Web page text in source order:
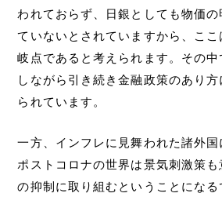
われておらず、日銀としても物価
ていないとされていますから、こ
岐点であると考えられます。その
しながら引き続き金融政策のあり
られています。
一方、インフレに見舞われた諸外国
ポストコロナの世界は景気刺激策
の抑制に取り組むということになる